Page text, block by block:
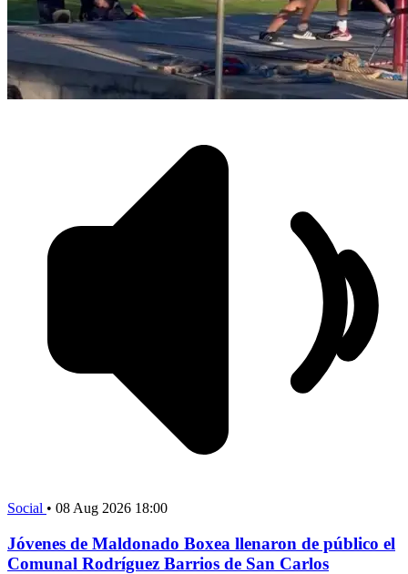
Social • 08 Aug 2026 18:00
Jóvenes de Maldonado Boxea llenaron de público el
Comunal Rodríguez Barrios de San Carlos